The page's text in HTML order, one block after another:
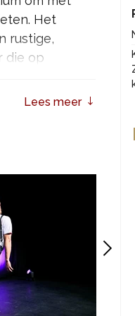
Het
rustige,
die op
liefhebben.
keek, richt
die we nog
Neerlands
Comedy
Lees meer